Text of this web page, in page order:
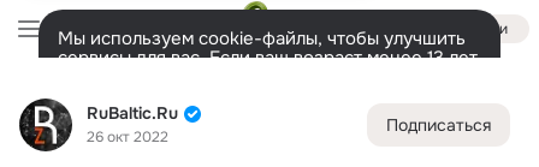
RuBaltic.Ru
26 окт 2022
Подписаться
Войти
Мы используем cookie-файлы, чтобы улучшить
сервисы для вас. Если ваш возраст менее 13 лет,
представитель.
Разрешить все
Лента Участники 313 Подарки